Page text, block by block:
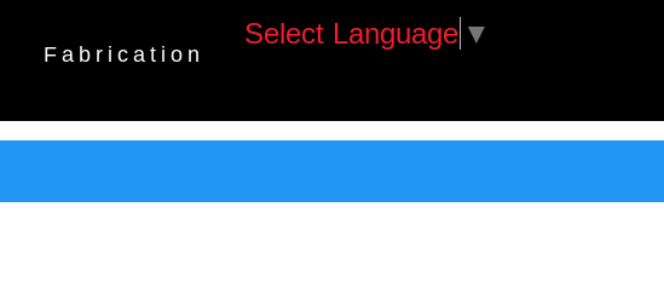
Fabrication
Select Language ▼